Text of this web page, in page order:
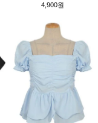
4,900원